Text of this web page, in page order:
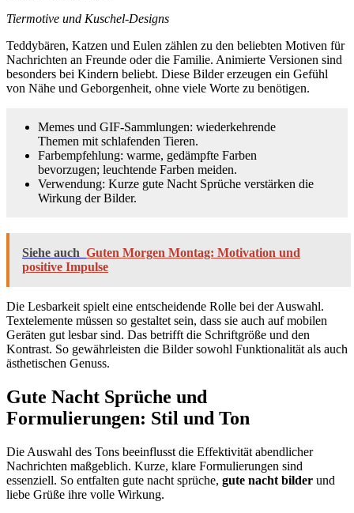
Tiermotive und Kuschel-Designs
Teddybären, Katzen und Eulen zählen zu den beliebten Motiven für
Nachrichten an Freunde oder die Familie. Animierte Versionen sind
besonders bei Kindern beliebt. Diese Bilder erzeugen ein Gefühl
von Nähe und Geborgenheit, ohne viele Worte zu benötigen.
Memes und GIF-Sammlungen: wiederkehrende
Themen mit schlafenden Tieren.
Farbempfehlung: warme, gedämpfte Farben
bevorzugen; leuchtende Farben meiden.
Verwendung: Kurze gute Nacht Sprüche verstärken die
Wirkung der Bilder.
Siehe auch Guten Morgen Montag: Motivation und
positive Impulse
Die Lesbarkeit spielt eine entscheidende Rolle bei der Auswahl.
Textelemente müssen so gestaltet sein, dass sie auch auf mobilen
Geräten gut lesbar sind. Das betrifft die Schriftgröße und den
Kontrast. So gewährleisten die Bilder sowohl Funktionalität als auch
ästhetischen Genuss.
Gute Nacht Sprüche und
Formulierungen: Stil und Ton
Die Auswahl des Tons beeinflusst die Effektivität abendlicher
Nachrichten maßgeblich. Kurze, klare Formulierungen sind
essenziell. So entfalten gute nacht sprüche, gute nacht bilder und
liebe Grüße ihre volle Wirkung.